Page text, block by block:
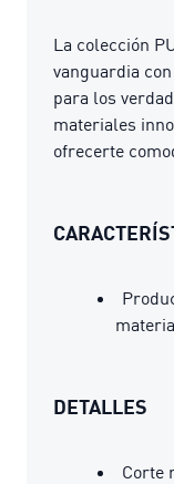
La colección
vanguardia
para los
materiales
ofrecerte
DETALLES
Corte